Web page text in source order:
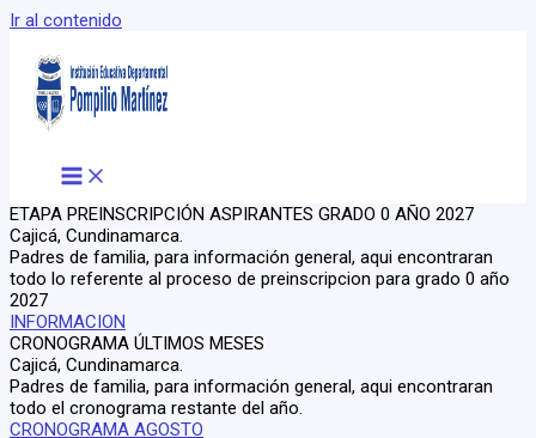
Ir al contenido
ETAPA PREINSCRIPCIÓN ASPIRANTES GRADO 0 AÑO 2027
Cajicá, Cundinamarca.
Padres de familia, para información general, aqui encontraran
todo lo referente al proceso de preinscripcion para grado 0 año
2027
INFORMACION
CRONOGRAMA ÚLTIMOS MESES
Cajicá, Cundinamarca.
Padres de familia, para información general, aqui encontraran
todo el cronograma restante del año.
CRONOGRAMA AGOSTO